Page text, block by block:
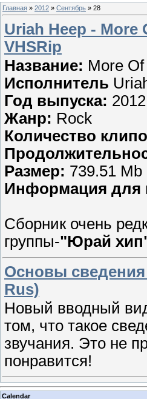
Главная » 2012 » Сентябрь » 28
Uriah Heep - More
VHSRip
Название: More
Исполнитель
Год выпуска: 2012
Жанр: Rock
Количество
Размер: 739.51 Mb
Информация для
Сборник очень
группы-"Юрай
Основы сведения
Rus)
Новый вводный
том, что такое
звучания. Это не
понравится!
Calendar